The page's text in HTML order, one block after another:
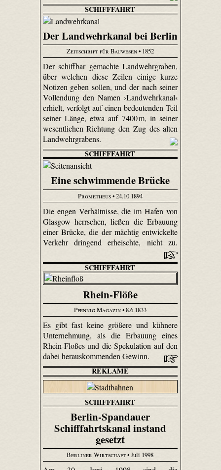
SCHIFFFAHRT
Der Landwehrkanal bei Berlin
Zeitschrift für Bauwesen• 1852
Der schiffbar gemachte Landwehrgraben,
über welchen diese Zeilen einige kurze
Notizen geben sollen, und der nach seiner
Vollendung den Namen ›Landwehrkanal‹
erhielt, verfolgt auf einen bedeutenden Teil
seiner Länge, etwa auf 7400 m, in seiner
wesentlichen Richtung den Zug des alten
Landwehrgrabens.
SCHIFFFAHRT
Eine schwimmende Brücke
Prometheus• 24.10.1894
Die engen Verhältnisse, die im Hafen von
Glasgow herrschen, ließen die Erbauung
einer Brücke, die der mächtig entwickelte
Verkehr dringend erheischte, nicht zu.
SCHIFFFAHRT
Rhein-Flöße
Pfennig Magazin• 8.6.1833
Es gibt fast keine größere und kühnere
Unternehmung, als die Erbauung eines
Rhein-Floßes und die Spekulation auf den
dabei herauskommenden Gewinn.
REKLAME
SCHIFFFAHRT
Berlin-Spandauer
Schifffahrtskanal instand
gesetzt
Berliner Wirtschaft• Juli 1998